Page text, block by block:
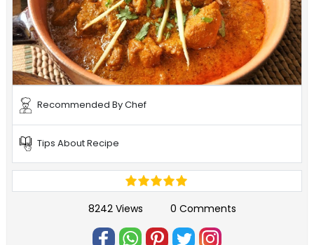
Recommended By Chef
Tips About Recipe
8242 Views 0 Comments